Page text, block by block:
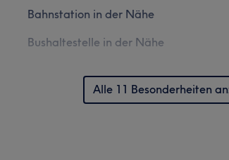
Bahnstation in der Nähe
Bushaltestelle in der Nähe
Alle 11 Besonderheiten